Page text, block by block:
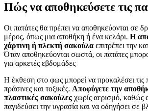
Πώς να αποθηκεύσετε τις
Οι πατάτες θα πρέπει να αποθηκεύονται σε
μέρος, όπως μια αποθήκη ή ένα κελάρι. Η
χάρτινη ή πλεκτή σακούλα επιτρέπει την
Όταν αποθηκεύονται σωστά, οι πατάτες
για αρκετές εβδομάδες
Η έκθεση στο φως μπορεί να προκαλέσει τις
πράσινες και τοξικές. Αποφύγετε την
πλαστικές σακούλες χωρίς αερισμό, καθώς
παγιδεύσει την υγρασία και να οδηγήσει σε